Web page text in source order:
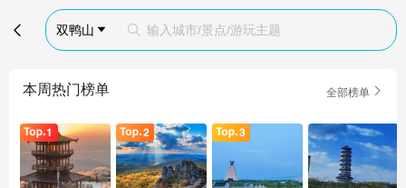
 双鸭山   输入城市/景点/游玩主题
本周热门榜单 全部榜单 